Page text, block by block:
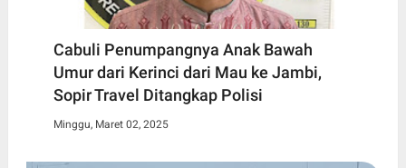
Cabuli Penumpangnya Anak Bawah
Umur dari Kerinci dari Mau ke Jambi,
Sopir Travel Ditangkap Polisi
Minggu, Maret 02, 2025